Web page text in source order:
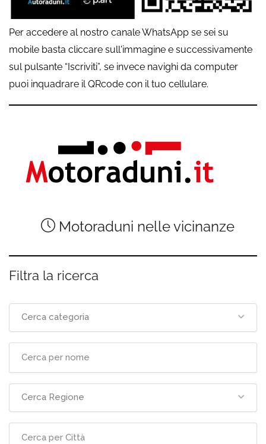
Per accedere al nostro canale WhatsApp se sei su
mobile basta cliccare sull'immagine e successivamente
sul pulsante “Iscriviti”, se invece navighi da computer
puoi inquadrare il QRcode con il tuo cellulare.
Motoraduni nelle vicinanze
Filtra la ricerca
Cerca categoria
Cerca Regione